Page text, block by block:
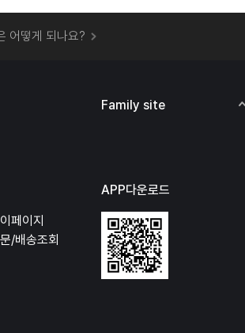
후 오프라인 매장에서 상품을 수령할 수 있나요?
어떻게 되나요?
상품 오프라인에서 반품이 가능한가요?
Family site
페이지
/배송조회
APP다운로드